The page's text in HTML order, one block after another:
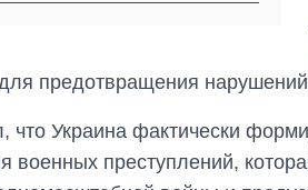
предотвращения
что Украина фактически
военных преступлений,